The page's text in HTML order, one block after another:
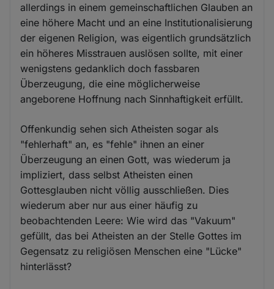
allerdings in einem gemeinschaftlichen Glauben an
eine höhere Macht und an eine Institutionalisierung
der eigenen Religion, was eigentlich grundsätzlich
ein höheres Misstrauen auslösen sollte, mit einer
wenigstens gedanklich doch fassbaren
Überzeugung, die eine möglicherweise
angeborene Hoffnung nach Sinnhaftigkeit erfüllt.
Offenkundig sehen sich Atheisten sogar als
"fehlerhaft" an, es "fehle" ihnen an einer
Überzeugung an einen Gott, was wiederum ja
impliziert, dass selbst Atheisten einen
Gottesglauben nicht völlig ausschließen. Dies
wiederum aber nur aus einer häufig zu
beobachtenden Leere: Wie wird das "Vakuum"
gefüllt, das bei Atheisten an der Stelle Gottes im
Gegensatz zu religiösen Menschen eine "Lücke"
hinterlässt?